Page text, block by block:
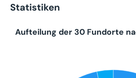
Statistiken
Aufteilung der 30 Fundorte